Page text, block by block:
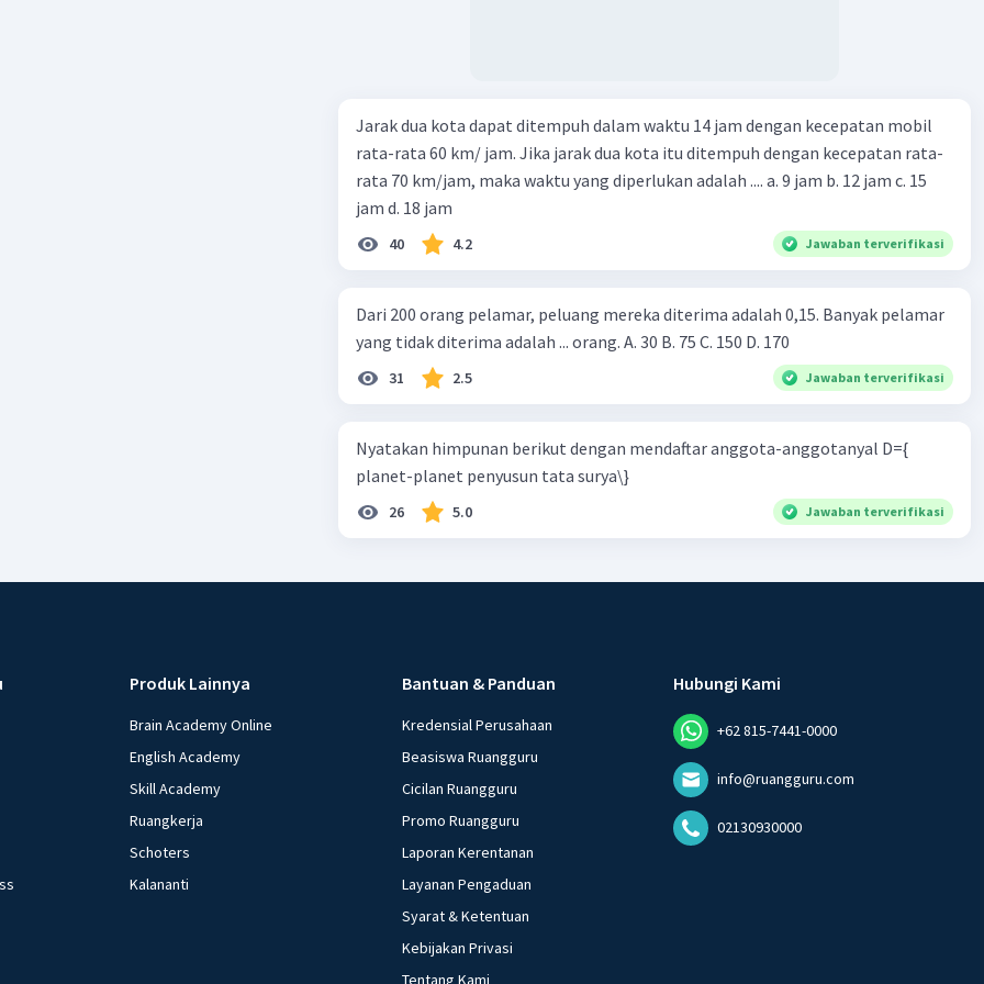
Jarak dua kota dapat ditempuh dalam waktu 14 jam dengan kecepatan mobil
rata-rata 60 km/ jam. Jika jarak dua kota itu ditempuh dengan kecepatan rata-
rata 70 km/jam, maka waktu yang diperlukan adalah .... a. 9 jam b. 12 jam c. 15
jam d. 18 jam
40 4.2 Jawaban terverifikasi
Dari 200 orang pelamar, peluang mereka diterima adalah 0,15. Banyak pelamar
yang tidak diterima adalah ... orang. A. 30 B. 75 C. 150 D. 170
31 2.5 Jawaban terverifikasi
Nyatakan himpunan berikut dengan mendaftar anggota-anggotanyal D={
planet-planet penyusun tata surya\}
26 5.0 Jawaban terverifikasi
Produk Lainnya
Brain Academy Online
English Academy
Skill Academy
Ruangkerja
Schoters
Kalananti
Bantuan & Panduan
Kredensial Perusahaan
Beasiswa Ruangguru
Cicilan Ruangguru
Promo Ruangguru
Laporan Kerentanan
Layanan Pengaduan
Syarat & Ketentuan
Kebijakan Privasi
Tentang Kami
Hubungi Kami
+62 815-7441-0000
info@ruangguru.com
02130930000